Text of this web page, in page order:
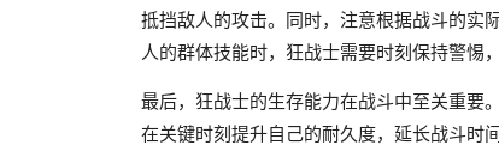
抵挡敌人的攻击。同时，注意根据战斗的实
人的群体技能时，狂战士需要时刻保持警惕
最后，狂战士的生存能力在战斗中至关重要
在关键时刻提升自己的耐久度，延长战斗时